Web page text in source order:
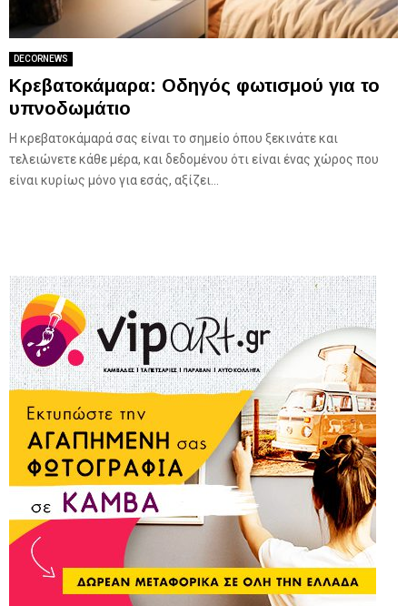
DECORNEWS
Κρεβατοκάμαρα: Οδηγός φωτισμού για το
υπνοδωμάτιο
Η κρεβατοκάμαρά σας είναι το σημείο όπου ξεκινάτε και
τελειώνετε κάθε μέρα, και δεδομένου ότι είναι ένας χώρος που
είναι κυρίως μόνο για εσάς, αξίζει...